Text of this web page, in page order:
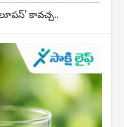
కావచ్చ..